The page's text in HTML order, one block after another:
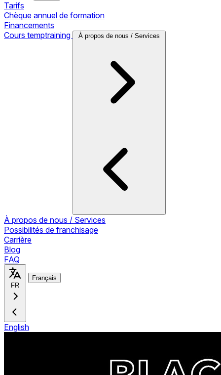
Tarifs
Chèque annuel de formation
Financements
Cours temptraining
À propos de nous / Services
À propos de nous / Services
Possibilités de franchisage
Carrière
Blog
FAQ
FR
Français
English